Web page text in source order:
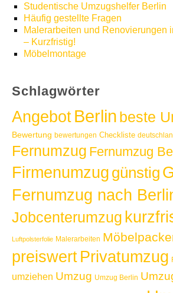
Studentische Umzugshelfer Berlin
Häufig gestellte Fragen
Malerarbeiten und Renovierungen
– Kurzfristig!
Möbelmontage
Schlagwörter
AngebotBerlin beste
Bewertung bewertungen Checkliste
Fernumzug Fernumzug
Firmenumzug günstig
Fernumzug nach
Jobcenterumzug
Luftpolsterfolie Malerarbeiten
preiswert Privatumzug
umziehen Umzug Umzug Berlin